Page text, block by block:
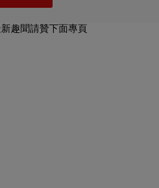
趣聞請贊下面專頁